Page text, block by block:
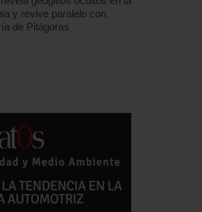
y revive paralelo con
de Pitágoras